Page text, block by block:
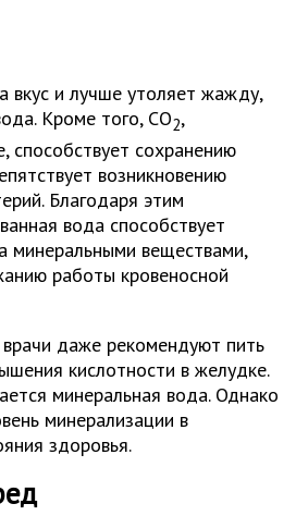
вкус и лучше утоляет жажду,
Кроме того, CO2,
способствует сохранению
возникновению
Благодаря этим
вода способствует
минеральными веществами,
работы кровеносной
даже рекомендуют пить
кислотности в желудке.
минеральная вода. Однако
минерализации в
здоровья.